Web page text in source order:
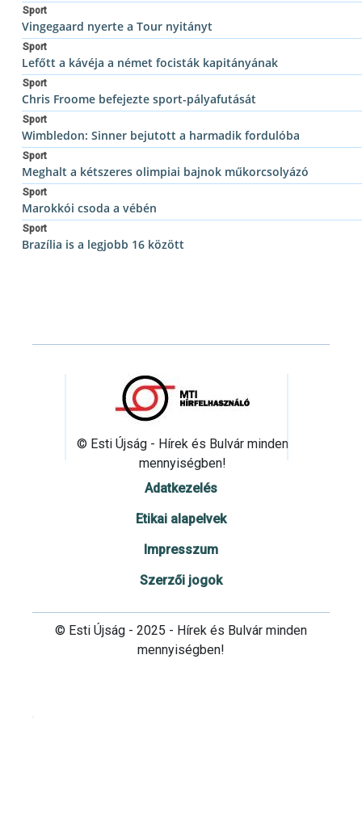
Sport
Vingegaard nyerte a Tour nyitányt
Sport
Lefőtt a kávéja a német focisták kapitányának
Sport
Chris Froome befejezte sport-pályafutását
Sport
Wimbledon: Sinner bejutott a harmadik fordulóba
Sport
Meghalt a kétszeres olimpiai bajnok műkorcsolyázó
Sport
Marokkói csoda a vébén
Sport
Brazília is a legjobb 16 között
© Esti Újság - Hírek és Bulvár minden
mennyiségben!
Adatkezelés
Etikai alapelvek
Impresszum
Szerzői jogok
© Esti Újság - 2025 - Hírek és Bulvár minden
mennyiségben!